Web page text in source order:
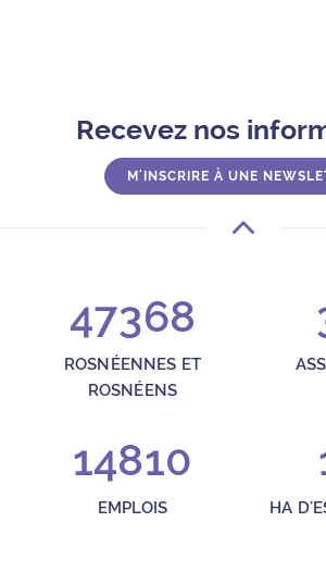
Recevez nos
M'INSCRIRE À UNE
47368
ROSNÉENNES ET
ROSNÉENS
14810
EMPLOIS HA